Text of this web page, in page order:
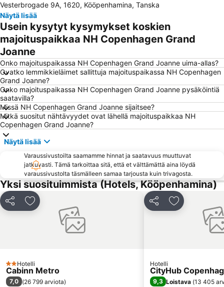
Kongens Nytorv
Østerbro
Amager Centret
Rådhuspladsen
Ørestad
Frederiksberg
Royal Copenhagen
Hornbæk Vest
Strøget
Snekkersten
Dansk jødisk museum
Copenhagen Port
Malmö Arena
Helsingør Havn
Fisketorvet
National Museet
Kanalen
Frederiksberg Centret
Operaen
Cph Cool
Ny Carlsberg Glyptotek
Biking Copenhague
Danske Kunstindustrimuseet
Kastellet
Turning Torso
Gamla Stan
Louisianan nykytaiteen museo
CIFF - COPENHAGEN INTERNATIONAL FASHION FAIR
Brøndby Stadion
Fredensborg slot
Vesterbrogade 9A, 1620, Kööpenhamina, Tanska
Näytä lisää
Usein kysytyt kysymykset koskien
majoituspaikkaa NH Copenhagen Grand
Joanne
Onko majoituspaikassa NH Copenhagen Grand Joanne uima-allas?
Ovatko lemmikkieläimet sallittuja majoituspaikassa NH Copenhagen
Grand Joanne?
Onko majoituspaikassa NH Copenhagen Grand Joanne pysäköintiä
saatavilla?
Missä NH Copenhagen Grand Joanne sijaitsee?
Mitkä suositut nähtävyydet ovat lähellä majoituspaikkaa NH
Copenhagen Grand Joanne?
Näytä lisää
Varaussivustoilta saamamme hinnat ja saatavuus muuttuvat
jatkuvasti. Tämä tarkoittaa sitä, että et välttämättä aina löydä
varaussivustolta täsmälleen samaa tarjousta kuin trivagosta.
Yksi suosituimmista (Hotels, Kööpenhamina)
Jaa Lisää suosikkeihin
2 Tähtiluokitus
Hotelli
Cabinn Metro
7,0 (26 799 arviota)
Jaa Lisää
Hotelli
CityHub
9,3 Loistava (13 405